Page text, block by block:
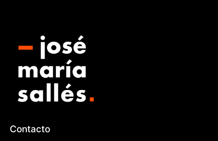
Contacto